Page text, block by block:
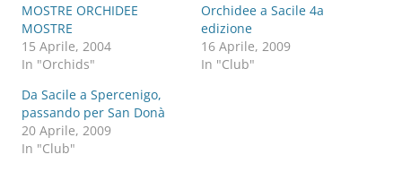
MOSTRE ORCHIDEE
MOSTRE
15 Aprile, 2004
In "Orchids"
Orchidee a Sacile 4a
edizione
16 Aprile, 2009
In "Club"
Da Sacile a Spercenigo,
passando per San Donà
20 Aprile, 2009
In "Club"